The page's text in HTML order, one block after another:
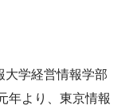
大学経営情報学部
年より、東京情報